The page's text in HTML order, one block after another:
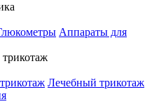
Аппараты для
Лечебный трикотаж